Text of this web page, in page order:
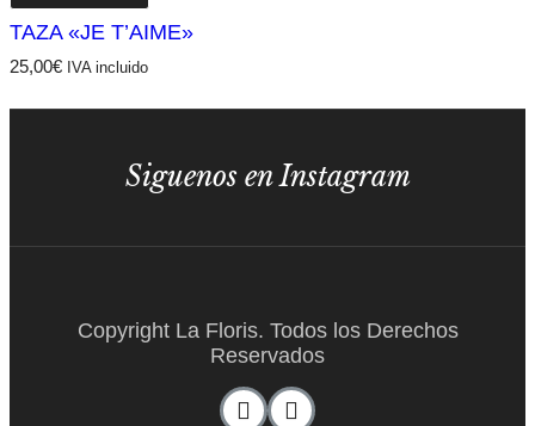
TAZA «JE T’AIME»
25,00€ IVA incluido
Siguenos en Instagram
Copyright La Floris. Todos los Derechos
Reservados